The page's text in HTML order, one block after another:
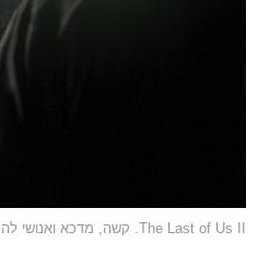
The Last of Us II. קשה, מדכא ואנושי להכאיב